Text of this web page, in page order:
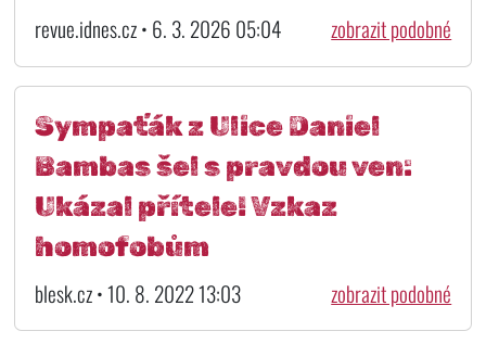
revue.idnes.cz • 6. 3. 2026 05:04 zobrazit podobné
Sympaťák z Ulice Daniel
Bambas šel s pravdou ven:
Ukázal přítele! Vzkaz
homofobům
blesk.cz • 10. 8. 2022 13:03 zobrazit podobné